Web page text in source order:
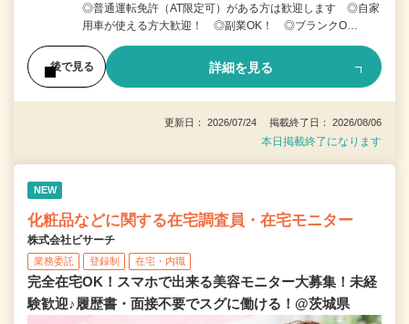
◎普通運転免許（AT限定可）がある方は歓迎します ◎自家
用車が使える方大歓迎！ ◎副業OK！ ◎ブランクO…
後で見る 詳細を見る
更新日： 2026/07/24 掲載終了日： 2026/08/06
本日掲載終了になります
NEW
化粧品などに関する在宅調査員・在宅モニター
株式会社ビサーチ
業務委託 登録制 在宅・内職
完全在宅OK！スマホで出来る美容モニター大募集！未経
験歓迎♪履歴書・面接不要でスグに働ける！@茨城県